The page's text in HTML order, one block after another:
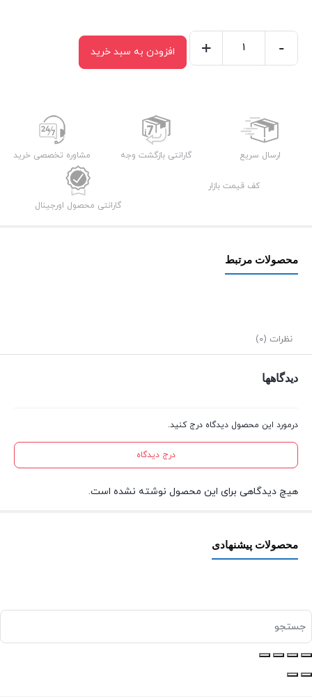
Cat5
-
+ افزودن به سبد خرید
ارسال سریع گارانتی بازگشت وجه مشاوره تخصصی خرید
کف قیمت بازار
گارانتی محصول اورجینال
محصولات مرتبط
نظرات (0)
دیدگاهها
درمورد این محصول دیدگاه درج کنید.
درج دیدگاه
هیچ دیدگاهی برای این محصول نوشته نشده است.
محصولات پیشنهادی